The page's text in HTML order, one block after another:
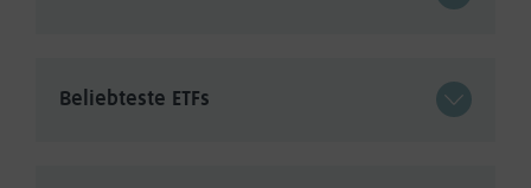
Beliebteste ETFs